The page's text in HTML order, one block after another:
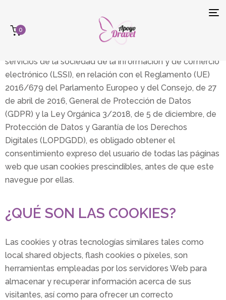
0
INFORMACIÓN SOBRE COOKIES
servicios de la sociedad de la información y de comercio
electrónico (LSSI), en relación con el Reglamento (UE)
2016/679 del Parlamento Europeo y del Consejo, de 27
de abril de 2016, General de Protección de Datos
(GDPR) y la Ley Orgánica 3/2018, de 5 de diciembre, de
Protección de Datos y Garantía de los Derechos
Digitales (LOPDGDD), es obligado obtener el
consentimiento expreso del usuario de todas las páginas
web que usan cookies prescindibles, antes de que este
navegue por ellas.
¿QUÉ SON LAS COOKIES?
Las cookies y otras tecnologías similares tales como
local shared objects, flash cookies o píxeles, son
herramientas empleadas por los servidores Web para
almacenar y recuperar información acerca de sus
visitantes, así como para ofrecer un correcto